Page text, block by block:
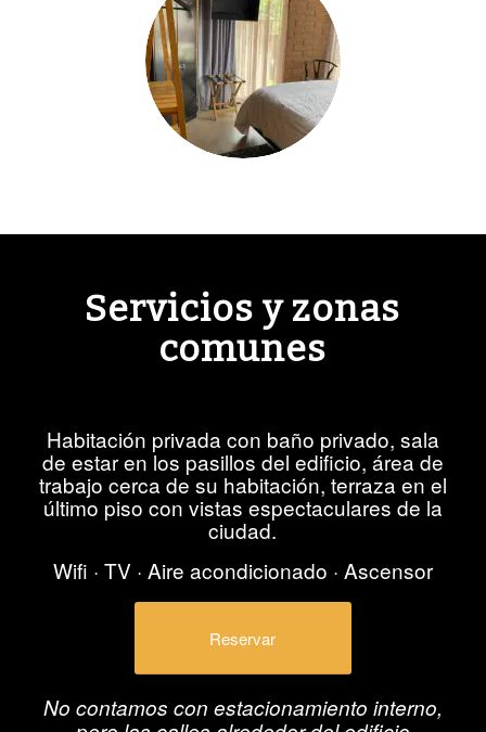
Servicios y zonas
comunes
Habitación privada con baño privado, sala
de estar en los pasillos del edificio, área de
trabajo cerca de su habitación, terraza en el
último piso con vistas espectaculares de la
ciudad.
Wifi · TV · Aire acondicionado · Ascensor
Reservar
No contamos con estacionamiento interno,